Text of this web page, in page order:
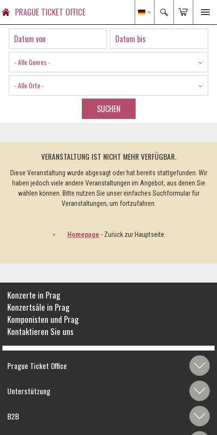
PRAGUE TICKET OFFICE
- Alle Genres -
- Alle Orte -
SUCHEN
VERANSTALTUNG IST NICHT MEHR VERFÜGBAR.
Diese Veranstaltung wurde abgesagt oder hat bereits stattgefunden. Wir
haben jedoch viele andere Veranstaltungen im Angebot, aus denen Sie
wählen können. Bitte nutzen Sie unser einfaches Suchformular für
Veranstaltungen, um fortzufahren.
Homepage - Zurück zur Hauptseite
Konzerte in Prag
Konzertsäle in Prag
Komponisten und Prag
Kontaktieren Sie uns
Prague Ticket Office
Unterstützung
B2B